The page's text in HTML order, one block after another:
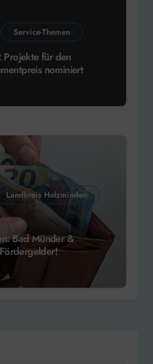
Service-Themen
Projekte für den
nominiert
Landkreis Holzminden
Bad Münder &